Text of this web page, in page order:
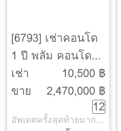
[6793] เช่าคอนโด
1 ปี พลัม คอนโด
ปิ่นเกล้า สเตชั่น
[Plum Condo
เช่า
10,500 ฿
ขาย
2,470,000 ฿
12
อัพเดตครั้งสุดท้ายมากกว่า 30 วัน